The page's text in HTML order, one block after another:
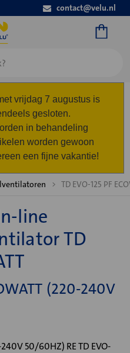
contact@velu.nl
vrijdag 7 augustus is
gesloten.
in behandeling
worden gewoon
een fijne vakantie!
TD EVO-125 PF
line
TD
(220-240V
240V 50/60HZ) RE TD EVO-